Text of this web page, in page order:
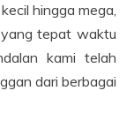
hingga mega,
tepat waktu
kami telah
dari berbagai